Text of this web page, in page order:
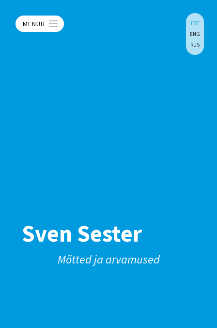
MENÜÜ
EST
ENG
RUS
Sven Sester
Mõtted ja arvamused